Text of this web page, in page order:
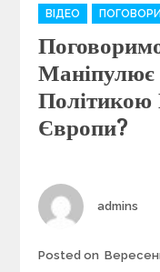
C
a
e
g
r
ВІДЕО
Політикою
Європи?
Author
admins
Posted on